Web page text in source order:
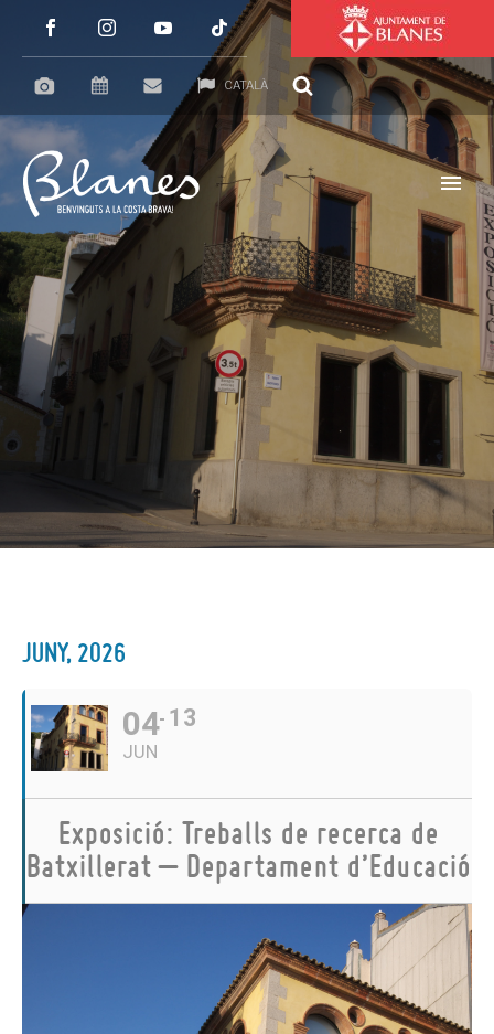
CATALÀ
JUNY, 2026
04
JUN
13
Exposició: Treballs de recerca de
Batxillerat – Departament d’Educació